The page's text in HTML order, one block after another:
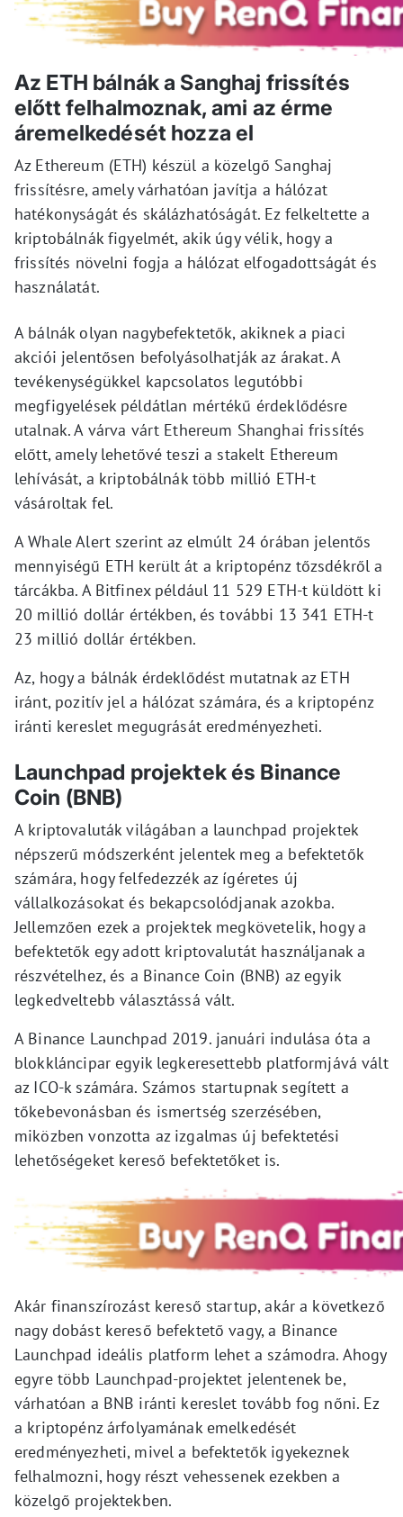
Az ETH bálnák a Sanghaj frissítés
előtt felhalmoznak, ami az érme
áremelkedését hozza el
Az Ethereum (ETH) készül a közelgő Sanghaj
frissítésre, amely várhatóan javítja a hálózat
hatékonyságát és skálázhatóságát. Ez felkeltette a
kriptobálnák figyelmét, akik úgy vélik, hogy a
frissítés növelni fogja a hálózat elfogadottságát és
használatát.
A bálnák olyan nagybefektetők, akiknek a piaci
akciói jelentősen befolyásolhatják az árakat. A
tevékenységükkel kapcsolatos legutóbbi
megfigyelések példátlan mértékű érdeklődésre
utalnak. A várva várt Ethereum Shanghai frissítés
előtt, amely lehetővé teszi a stakelt Ethereum
lehívását, a kriptobálnák több millió ETH-t
vásároltak fel.
A Whale Alert szerint az elmúlt 24 órában jelentős
mennyiségű ETH került át a kriptopénz tőzsdékről a
tárcákba. A Bitfinex például 11 529 ETH-t küldött ki
20 millió dollár értékben, és további 13 341 ETH-t
23 millió dollár értékben.
Az, hogy a bálnák érdeklődést mutatnak az ETH
iránt, pozitív jel a hálózat számára, és a kriptopénz
iránti kereslet megugrását eredményezheti.
Launchpad projektek és Binance
Coin (BNB)
A kriptovaluták világában a launchpad projektek
népszerű módszerként jelentek meg a befektetők
számára, hogy felfedezzék az ígéretes új
vállalkozásokat és bekapcsolódjanak azokba.
Jellemzően ezek a projektek megkövetelik, hogy a
befektetők egy adott kriptovalutát használjanak a
részvételhez, és a Binance Coin (BNB) az egyik
legkedveltebb választássá vált.
A Binance Launchpad 2019. januári indulása óta a
blokkláncipar egyik legkeresettebb platformjává vált
az ICO-k számára. Számos startupnak segített a
tőkebevonásban és ismertség szerzésében,
miközben vonzotta az izgalmas új befektetési
lehetőségeket kereső befektetőket is.
Akár finanszírozást kereső startup, akár a következő
nagy dobást kereső befektető vagy, a Binance
Launchpad ideális platform lehet a számodra. Ahogy
egyre több Launchpad-projektet jelentenek be,
várhatóan a BNB iránti kereslet tovább fog nőni. Ez
a kriptopénz árfolyamának emelkedését
eredményezheti, mivel a befektetők igyekeznek
felhalmozni, hogy részt vehessenek ezekben a
közelgő projektekben.